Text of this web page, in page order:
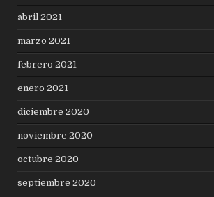
abril 2021
marzo 2021
febrero 2021
enero 2021
diciembre 2020
noviembre 2020
octubre 2020
septiembre 2020